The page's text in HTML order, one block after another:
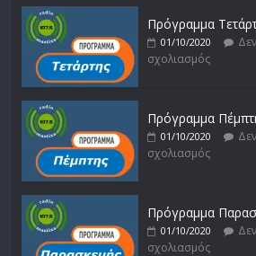
Πρόγραμμα
01/10/2020
σχολιασμός
Πρόγραμμα
01/10/2020
σχολιασμός
Πρόγραμμα
01/10/2020
σχολιασμός